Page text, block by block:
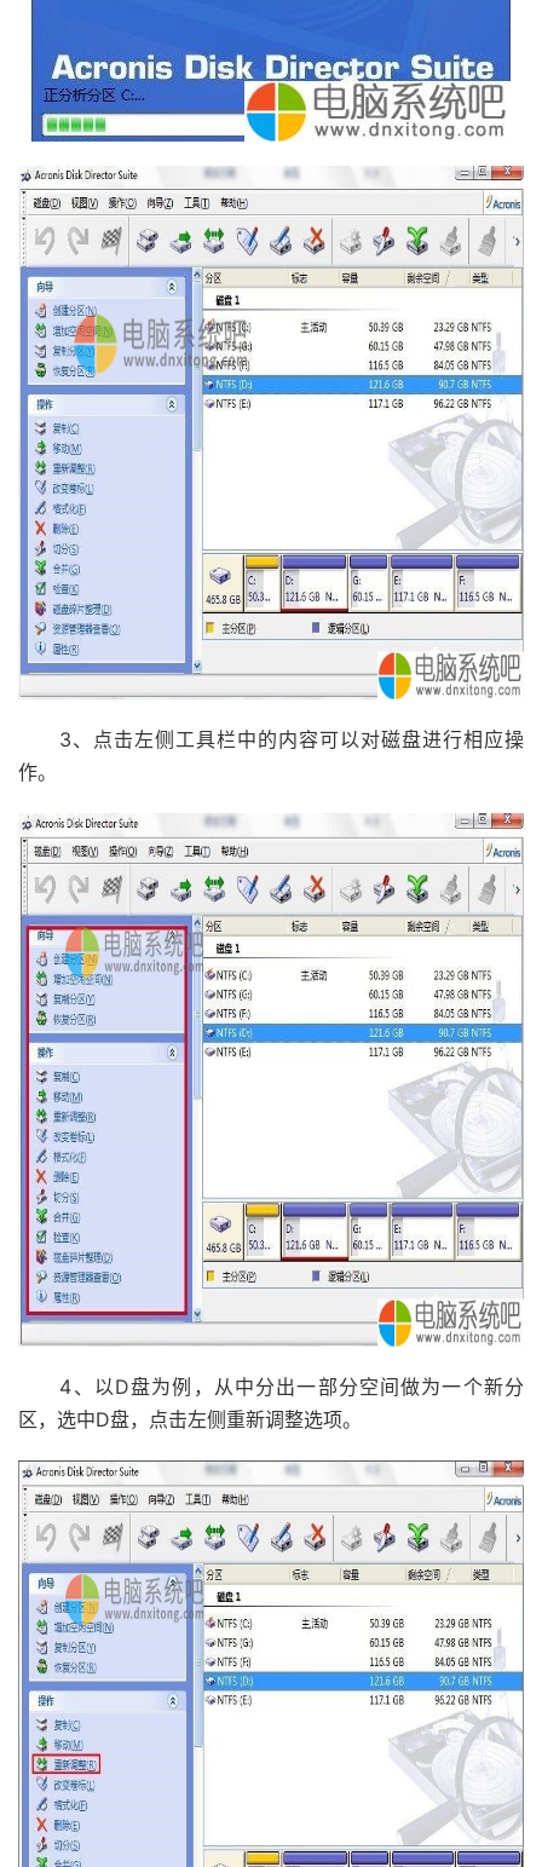
3、点击左侧工具栏中的内容可以对磁盘进行相应操
作。
4、以D盘为例，从中分出一部分空间做为一个新分
区，选中D盘，点击左侧重新调整选项。